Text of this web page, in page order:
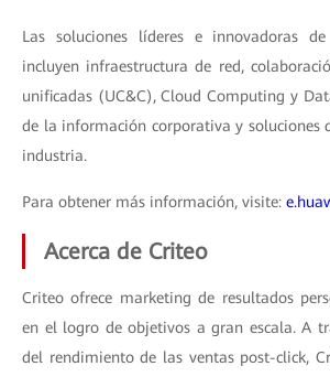
Las soluciones líderes e innovadoras
incluyen infraestructura de red,
unificadas (UC&C), Cloud Computing y
de la información corporativa y soluciones
industria.
Para obtener más información, visite:
Acerca de Criteo
Criteo ofrece marketing de resultados
en el logro de objetivos a gran escala. A
del rendimiento de las ventas post-click,